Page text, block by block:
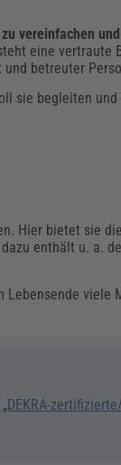
vereinfachen
eine vertraute
betreuter
sie begleiten
Hier bietet sie
enthält u. a.
Lebensende viele
DEKRA-